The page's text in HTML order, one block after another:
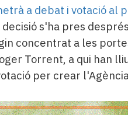
a debat i votació al
decisió s'ha pres
concentrat a les
Torrent, a qui han
per crear